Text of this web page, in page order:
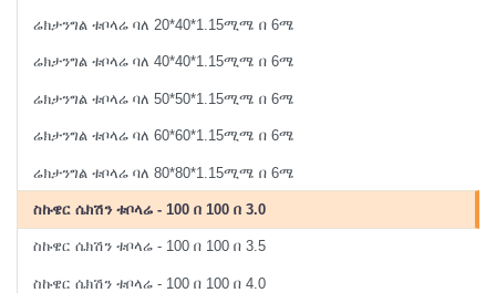
ሬክታንግል ቱቦላሬ ባለ 20*40*1.15ሚሜ በ 6ሜ
ሬክታንግል ቱቦላሬ ባለ 40*40*1.15ሚሜ በ 6ሜ
ሬክታንግል ቱቦላሬ ባለ 50*50*1.15ሚሜ በ 6ሜ
ሬክታንግል ቱቦላሬ ባለ 60*60*1.15ሚሜ በ 6ሜ
ሬክታንግል ቱቦላሬ ባለ 80*80*1.15ሚሜ በ 6ሜ
ስኩዌር ሴክሽን ቱቦላሬ - 100 በ 100 በ 3.0
ስኩዌር ሴክሽን ቱቦላሬ - 100 በ 100 በ 3.5
ስኩዌር ሴክሽን ቱቦላሬ - 100 በ 100 በ 4.0